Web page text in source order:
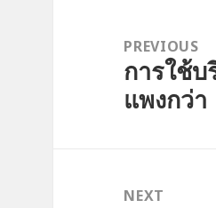
navigationPREVIOUS
Previous
post:
การใช้
แพงกว่า
NEXT